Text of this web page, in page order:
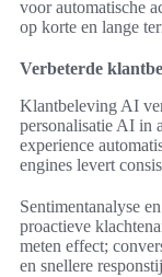
voor automatische
op korte en lange
Verbeterde
Klantbeleving AI
personalisatie AI in
experience
engines levert
Sentimentanalyse
proactieve
meten effect;
en snellere